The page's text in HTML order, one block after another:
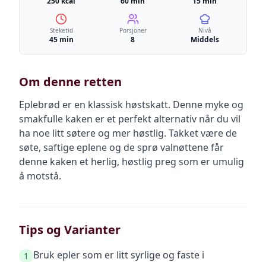
Steketid
45 min
Porsjoner
8
Nivå
Middels
Om denne retten
Eplebrød er en klassisk høstskatt. Denne myke og
smakfulle kaken er et perfekt alternativ når du vil
ha noe litt søtere og mer høstlig. Takket være de
søte, saftige eplene og de sprø valnøttene får
denne kaken et herlig, høstlig preg som er umulig
å motstå.
Tips og Varianter
1
Bruk epler som er litt syrlige og faste i